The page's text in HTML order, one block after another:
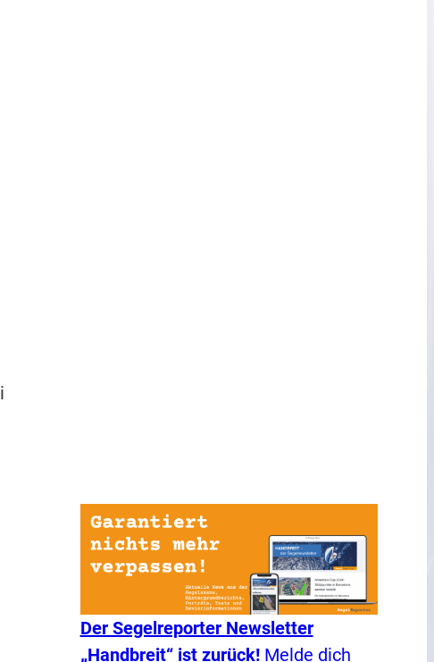
Der Segelreporter Newsletter
„Handbreit“ ist zurück!Melde dich